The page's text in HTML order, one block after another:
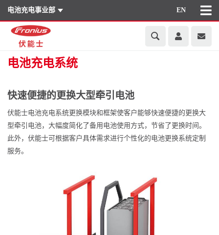
电池充电事业部 EN
电池充电系统
快速便捷的更换大型牵引电池
伏能士电池充电系统更换模块和框架使客户能够快速便捷的更换大
型牵引电池，大幅度简化了备用电池使用方式，节省了更换时间。
此外，伏能士可根据客户具体需求进行个性化的电池更换系统定制
服务。